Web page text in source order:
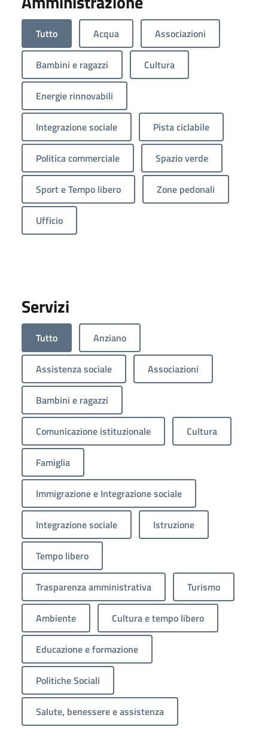
Tutto Acqua Associazioni
Bambini e ragazzi Cultura
Energie rinnovabili
Integrazione sociale Pista ciclabile
Politica commerciale Spazio verde
Sport e Tempo libero Zone pedonali
Ufficio
Servizi
Tutto Anziano
Assistenza sociale Associazioni
Bambini e ragazzi
Comunicazione istituzionale Cultura
Famiglia
Immigrazione e Integrazione sociale
Integrazione sociale Istruzione
Tempo libero
Trasparenza amministrativa Turismo
Ambiente Cultura e tempo libero
Educazione e formazione
Politiche Sociali
Salute, benessere e assistenza